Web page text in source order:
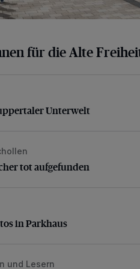
für die Alte
Unterwelt
Unterwelt
tot aufgefunden
tot aufgefunden
in Parkhaus
in Parkhaus
und Lesern